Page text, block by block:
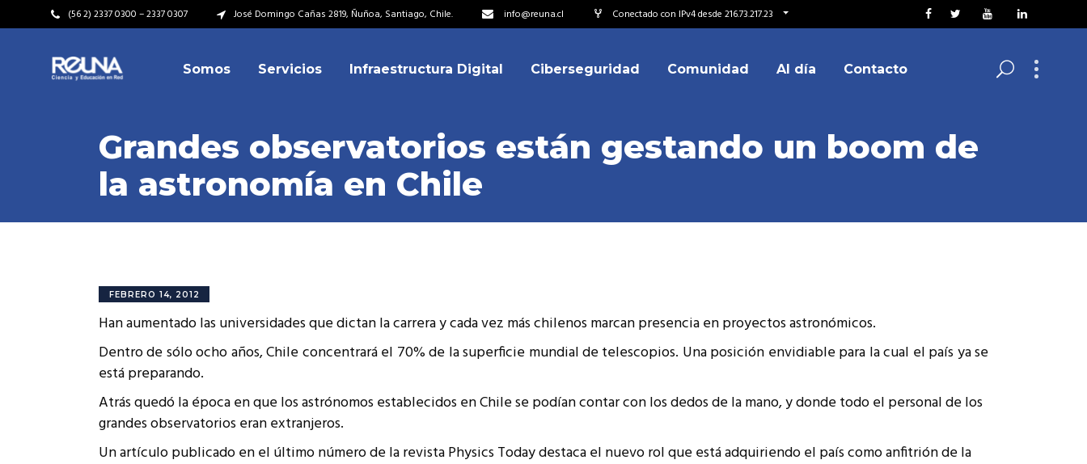
(56 2) 2337 0300 – 2337 0307 José Domingo Cañas 2819, Ñuñoa, Santiago, Chile. info@reuna.cl Conectado con IPv4 desde 216.73.217.23
Somos
Video Institucional
Plan Estratégico
Valores
Historia
Kit de Identidad
Cumplimiento Legal
Miembros
Acuerdos de Colaboración
Representantes
Institucionales
Cómo integrarse a REUNA
Servicios Infraestructura Digital Ciberseguridad Comunidad Al día Contacto
Video Institucional
Misión – Visión
Valores
Cumplimiento Legal
Miembros
Directorio
Equipo
Grandes observatorios están gestando un boom de
la astronomía en Chile
FEBRERO 14, 2012
Han aumentado las universidades que dictan la carrera y cada vez más chilenos marcan presencia en proyectos astronómicos.
Dentro de sólo ocho años, Chile concentrará el 70% de la superficie mundial de telescopios. Una posición envidiable para la cual el país ya se
está preparando.
Atrás quedó la época en que los astrónomos establecidos en Chile se podían contar con los dedos de la mano, y donde todo el personal de los
grandes observatorios eran extranjeros.
Un artículo publicado en el último número de la revista Physics Today destaca el nuevo rol que está adquiriendo el país como anfitrión de la